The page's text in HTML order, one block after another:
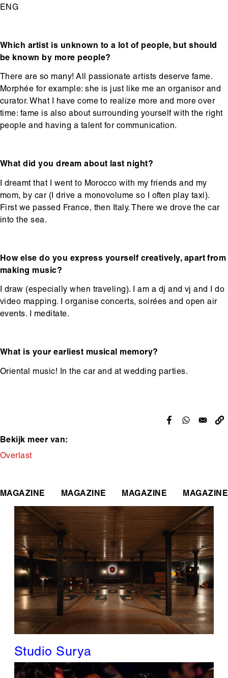
ENG
Which artist is unknown to a lot of people, but should
be known by more people?
There are so many! All passionate artists deserve fame.
Morphée for example: she is just like me an organisor and
curator. What I have come to realize more and more over
time: fame is also about surrounding yourself with the right
people and having a talent for communication.
What did you dream about last night?
I dreamt that I went to Morocco with my friends and my
mom, by car (I drive a monovolume so I often play taxi).
First we passed France, then Italy. There we drove the car
into the sea.
How else do you express yourself creatively, apart from
making music?
I draw (especially when traveling). I am a dj and vjand I do
video mapping. I organise concerts, soirées and open air
events. I meditate.
What is your earliest musical memory?
Oriental music! In the car and at wedding parties.
Bekijk meer van:
Makers
Overlast
MAGAZINE MAGAZINE MAGAZINE MAGAZINE
Studio Surya